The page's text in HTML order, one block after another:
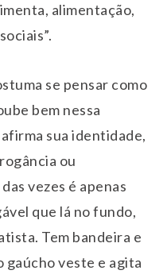
alimentação,
se pensar como
bem nessa
sua identidade,
ou
vezes é apenas
que lá no fundo,
Tem bandeira e
gaúcho veste e agita